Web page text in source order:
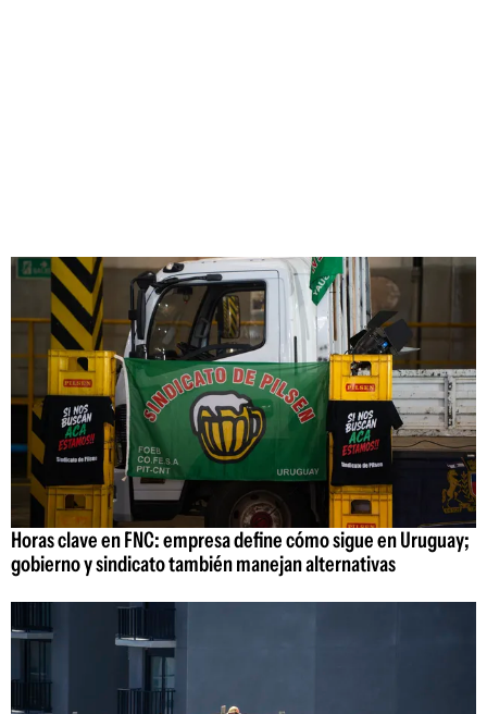
Horas clave en FNC: empresa define cómo sigue en Uruguay;
gobierno y sindicato también manejan alternativas